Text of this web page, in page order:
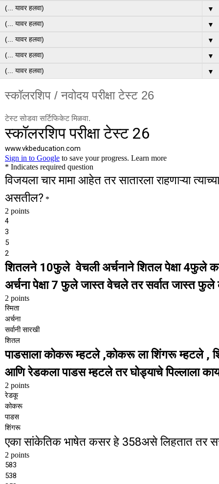
▼
▼
▼
▼
▼
स्कॉलरशिप / नवोदय परीक्षा टेस्ट 26
टेस्ट सोडवा सर्टिफिकेट मिळवा.